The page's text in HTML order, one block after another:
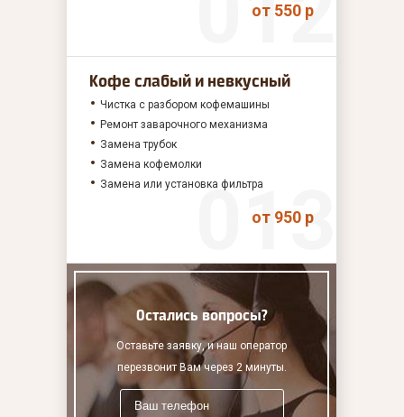
от 550 р
Кофе слабый и невкусный
Чистка с разбором кофемашины
Ремонт заварочного механизма
Замена трубок
Замена кофемолки
Замена или установка фильтра
от 950 р
Остались вопросы?
Оставьте заявку, и наш оператор
перезвонит Вам через 2 минуты.